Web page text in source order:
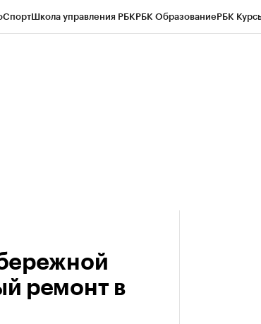
СпортШкола управления РБКРБК ОбразованиеРБК
ремонт в